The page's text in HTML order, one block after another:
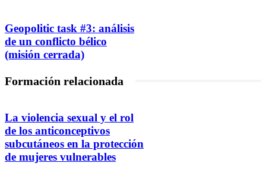
Geopolitic task #3: análisis
de un conflicto bélico
(misión cerrada)
Formación relacionada
La violencia sexual y el rol
de los anticonceptivos
subcutáneos en la protección
de mujeres vulnerables